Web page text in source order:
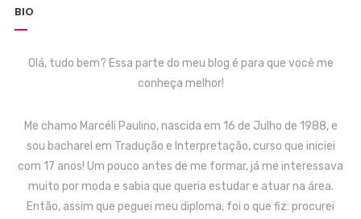
BIO
Olá, tudo bem? Essa parte do meu blog é para que você me
conheça melhor!
Me chamo Marcéli Paulino, nascida em 16 de Julho de 1988, e
sou bacharel em Tradução e Interpretação, curso que iniciei
com 17 anos! Um pouco antes de me formar, já me interessava
muito por moda e sabia que queria estudar e atuar na área.
Então, assim que peguei meu diploma, foi o que fiz: procurei